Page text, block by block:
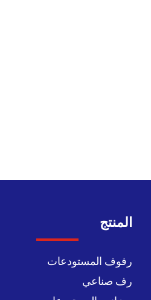
المنتج
رفوف المستودعات
رف صناعي